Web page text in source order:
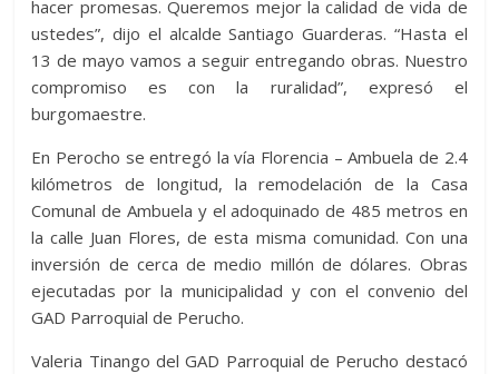
hacer promesas. Queremos mejor la calidad de vida de
ustedes”, dijo el alcalde Santiago Guarderas. “Hasta el
13 de mayo vamos a seguir entregando obras. Nuestro
compromiso es con la ruralidad”, expresó el
burgomaestre.
En Perocho se entregó la vía Florencia – Ambuela de 2.4
kilómetros de longitud, la remodelación de la Casa
Comunal de Ambuela y el adoquinado de 485 metros en
la calle Juan Flores, de esta misma comunidad. Con una
inversión de cerca de medio millón de dólares. Obras
ejecutadas por la municipalidad y con el convenio del
GAD Parroquial de Perucho.
Valeria Tinango del GAD Parroquial de Perucho destacó